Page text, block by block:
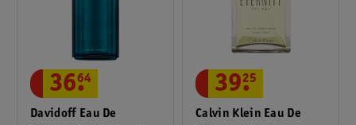
Davidoff Eau De
36.
64
Calvin Klein Eau De
39.
25